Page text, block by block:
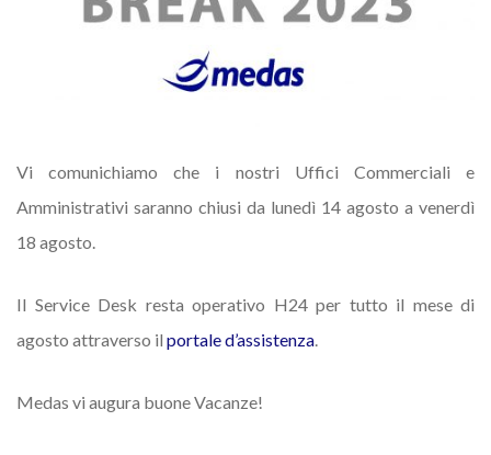
Vi comunichiamo che i nostri Uffici Commerciali e
Amministrativi saranno chiusi da lunedì 14 agosto a venerdì
18 agosto.
Il Service Desk resta operativo H24 per tutto il mese di
agosto attraverso il portale d’assistenza.
Medas vi augura buone Vacanze!